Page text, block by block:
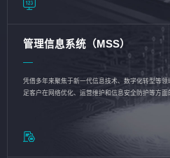
管理信息系统（MSS）
凭借多年来聚焦于新一代信息技术、数字化转型等
足客户在网络优化、运营维护和信息安全防护等方